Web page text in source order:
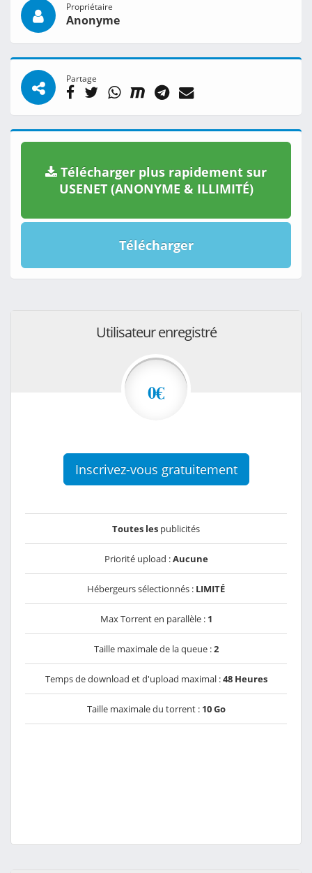
Propriétaire
Anonyme
Partage
Télécharger plus rapidement sur
USENET (ANONYME & ILLIMITÉ)
Télécharger
Utilisateur enregistré
0€
Inscrivez-vous gratuitement
Toutes les publicités
Priorité upload :Aucune
Hébergeurs sélectionnés : LIMITÉ
Max Torrent en parallèle : 1
Taille maximale de la queue :2
Temps de download et d'upload maximal :48 Heures
Taille maximale du torrent : 10 Go